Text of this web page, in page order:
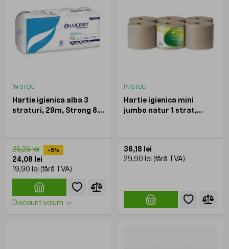
ÎN STOC
Hartie igienica alba 3
straturi, 29m, Strong 8.3,
25,29 lei -5%
24,08 lei
19,90 lei
Discount volum
ÎN STOC
Hartie igienica mini
jumbo natur 1 strat,
36,18 lei
29,90 lei